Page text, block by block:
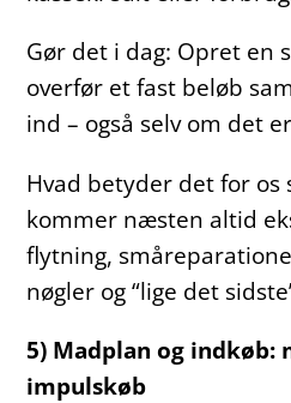
Gør det i dag: Opret en
overfør et fast beløb
ind – også selv om det
Hvad betyder det for os
kommer næsten altid
flytning,
nøgler og “lige det
5) Madplan og
impulskøb